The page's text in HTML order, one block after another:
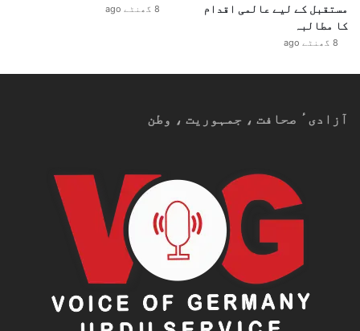
مستقبل کے لیے عالمی اقدام
کا مطالبہ
8 گھنٹے ago
8 گھنٹے ago
آزادیٴ صحافت ، جمہوریت ، وطن